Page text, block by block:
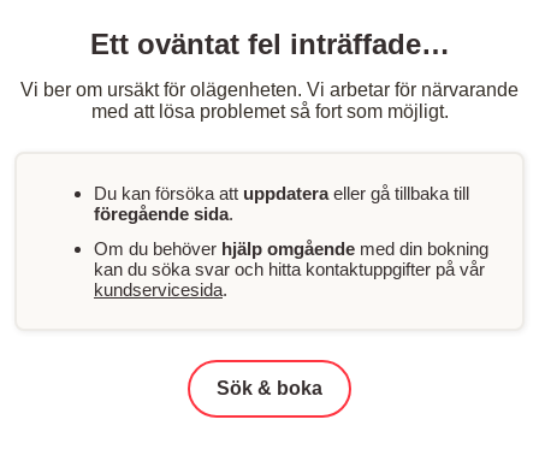
Ett oväntat fel inträffade…
Vi ber om ursäkt för olägenheten. Vi arbetar för närvarande
med att lösa problemet så fort som möjligt.
Du kan försöka att uppdateraeller gå tillbaka till
föregående sida.
Om du behöver hjälp omgående med din bokning
kan du söka svar och hitta kontaktuppgifter på vår
kundservicesida.
Sök & boka